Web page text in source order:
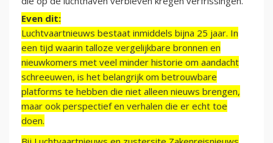
Even dit:
Luchtvaartnieuws bestaat inmiddels bijna 25 jaar. In
een tijd waarin talloze vergelijkbare bronnen en
nieuwkomers met veel minder historie om aandacht
schreeuwen, is het belangrijk om betrouwbare
platforms te hebben die niet alleen nieuws brengen,
maar ook perspectief en verhalen die er echt toe
doen.